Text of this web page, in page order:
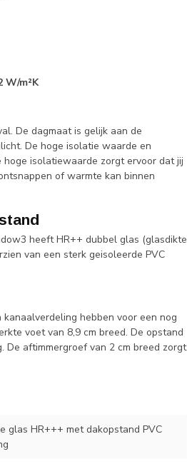
W/m²K
De dagmaat is gelijk aan de
De hoge isolatie waarde en
isolatiewaarde zorgt ervoor dat jij
of warmte kan binnen
heeft HR++ dubbel glas (glasdikte
van een sterk geisoleerde PVC
hebben voor een nog
voet van 8,9 cm breed. De opstand
De aftimmergroef van 2 cm breed zorgt
glas HR+++ met dakopstand PVC